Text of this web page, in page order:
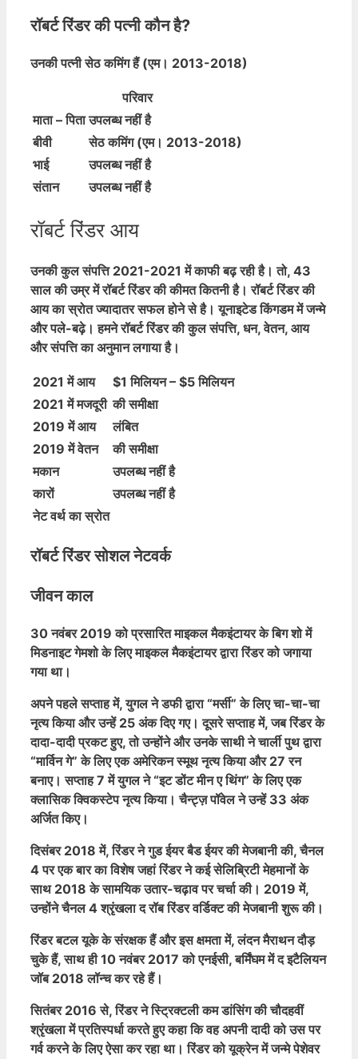
रॉबर्ट रिंडर की पत्नी कौन है?
उनकी पत्नी सेठ कमिंग हैं (एम। 2013-2018)
परिवार
माता – पिता उपलब्ध नहीं है
बीवी
सेठ कमिंग (एम। 2013-2018)
भाई
उपलब्ध नहीं है
संतान
उपलब्ध नहीं है
रॉबर्ट रिंडर आय
उनकी कुल संपत्ति 2021-2021 में काफी बढ़ रही है। तो, 43
साल की उम्र में रॉबर्ट रिंडर की कीमत कितनी है। रॉबर्ट रिंडर की
आय का स्रोत ज्यादातर सफल होने से है। यूनाइटेड किंगडम में जन्मे
और पले-बढ़े। हमने रॉबर्ट रिंडर की कुल संपत्ति, धन, वेतन, आय
और संपत्ति का अनुमान लगाया है।
2021 में आय
$1 मिलियन – $5 मिलियन
2021 में मजदूरी की समीक्षा
2019 में आय
लंबित
2019 में वेतन
की समीक्षा
मकान
उपलब्ध नहीं है
कारों
उपलब्ध नहीं है
नेट वर्थ का स्रोत
रॉबर्ट रिंडर सोशल नेटवर्क
जीवन काल
30 नवंबर 2019 को प्रसारित माइकल मैकइंटायर के बिग शो में
मिडनाइट गेमशो के लिए माइकल मैकइंटायर द्वारा रिंडर को जगाया
गया था।
अपने पहले सप्ताह में, युगल ने डफी द्वारा “मर्सी” के लिए चा-चा-चा
नृत्य किया और उन्हें 25 अंक दिए गए। दूसरे सप्ताह में, जब रिंडर के
दादा-दादी प्रकट हुए, तो उन्होंने और उनके साथी ने चार्ली पुथ द्वारा
“मार्विन गे” के लिए एक अमेरिकन स्मूथ नृत्य किया और 27 रन
बनाए। सप्ताह 7 में युगल ने “इट डोंट मीन ए थिंग” के लिए एक
क्लासिक क्विकस्टेप नृत्य किया। चैन्ट्ज़ पॉवेल ने उन्हें 33 अंक
अर्जित किए।
दिसंबर 2018 में, रिंडर ने गुड ईयर बैड ईयर की मेजबानी की, चैनल
4 पर एक बार का विशेष जहां रिंडर ने कई सेलिब्रिटी मेहमानों के
साथ 2018 के सामयिक उतार-चढ़ाव पर चर्चा की। 2019 में,
उन्होंने चैनल 4 श्रृंखला द रॉब रिंडर वर्डिक्ट की मेजबानी शुरू की।
रिंडर बटल यूके के संरक्षक हैं और इस क्षमता में, लंदन मैराथन दौड़
चुके हैं, साथ ही 10 नवंबर 2017 को एनईसी, बर्मिंघम में द इटैलियन
जॉब 2018 लॉन्च कर रहे हैं।
सितंबर 2016 से, रिंडर ने स्ट्रिक्टली कम डांसिंग की चौदहवीं
श्रृंखला में प्रतिस्पर्धा करते हुए कहा कि वह अपनी दादी को उस पर
गर्व करने के लिए ऐसा कर रहा था। रिंडर को यूक्रेन में जन्मे पेशेवर